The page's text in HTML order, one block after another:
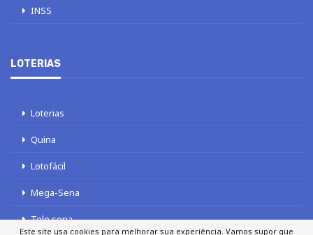
INSS
LOTERIAS
Loterias
Quina
Lotofácil
Mega-Sena
Tele sena
Este site usa cookies para melhorar sua experiência. Vamos supor que